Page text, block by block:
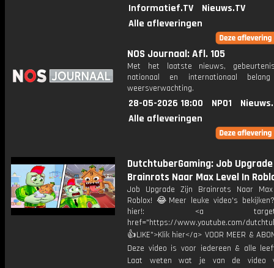
Informatief.TV
Nieuws.TV
Alle afleveringen
NOS Journaal: Afl. 105
Met het laatste nieuws,
nationaal en internationaal
weersverwachting.
28-05-2026 18:00 NPO1
Alle afleveringen
DutchtuberGaming: Job
Brainrots Naar Max Level In
Job Upgrade Zijn Brainrots Naar
Roblox! 😂Meer leuke video's
hier!: <a
href="https://www.youtube.com/
👍LIKE">Klik hier</a> VOOR MEER &
Deze video is voor iedereen & alle
Laat weten wat je van de video